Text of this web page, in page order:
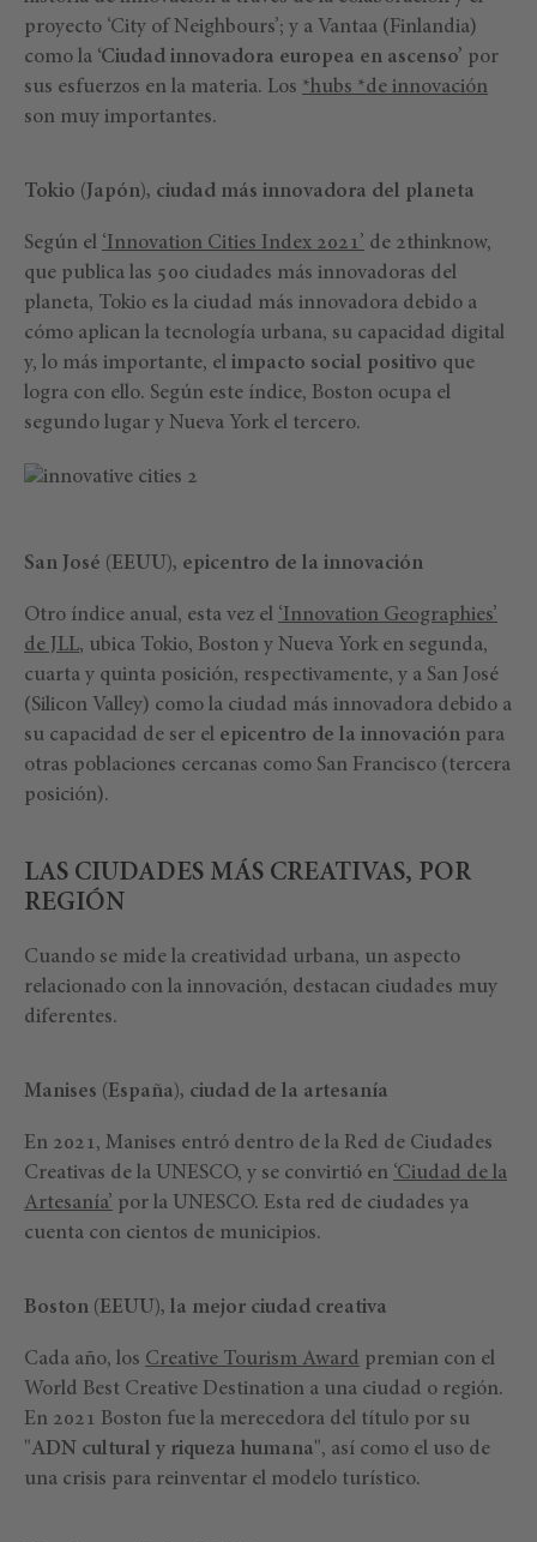
proyecto ‘City of Neighbours’; y a Vantaa (Finlandia)
como la ‘Ciudad innovadora europea en ascenso’ por
sus esfuerzos en la materia. Los *hubs *de innovación
son muy importantes.
Tokio (Japón), ciudad más innovadora del planeta
Según el ‘Innovation Cities Index 2021’ de 2thinknow,
que publica las 500 ciudades más innovadoras del
planeta, Tokio es la ciudad más innovadora debido a
cómo aplican la tecnología urbana, su capacidad digital
y, lo más importante, el impacto social positivo que
logra con ello. Según este índice, Boston ocupa el
segundo lugar y Nueva York el tercero.
San José (EEUU), epicentro de la innovación
Otro índice anual, esta vez el ‘Innovation Geographies’
de JLL, ubica Tokio, Boston y Nueva York en segunda,
cuarta y quinta posición, respectivamente, y a San José
(Silicon Valley) como la ciudad más innovadora debido a
su capacidad de ser el epicentro de la innovación para
otras poblaciones cercanas como San Francisco (tercera
posición).
LAS CIUDADES MÁS CREATIVAS, POR
REGIÓN
Cuando se mide la creatividad urbana, un aspecto
relacionado con la innovación, destacan ciudades muy
diferentes.
Manises (España), ciudad de la artesanía
En 2021, Manises entró dentro de la Red de Ciudades
Creativas de la UNESCO, y se convirtió en ‘Ciudad de la
Artesanía’ por la UNESCO. Esta red de ciudades ya
cuenta con cientos de municipios.
Boston (EEUU), la mejor ciudad creativa
Cada año, los Creative Tourism Award premian con el
World Best Creative Destination a una ciudad o región.
En 2021 Boston fue la merecedora del título por su
"ADN cultural y riqueza humana", así como el uso de
una crisis para reinventar el modelo turístico.